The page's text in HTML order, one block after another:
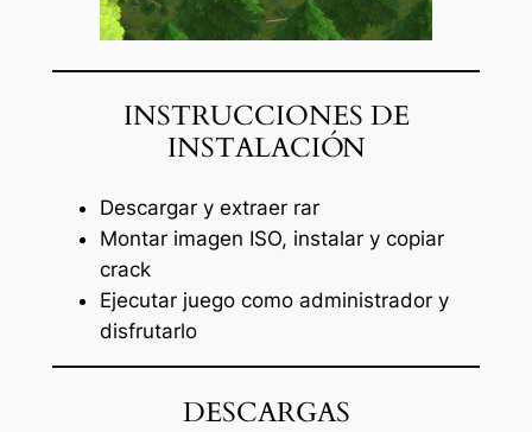
INSTRUCCIONES DE
INSTALACIÓN
Descargar y extraer rar
Montar imagen ISO, instalar y copiar
crack
Ejecutar juego como administrador y
disfrutarlo
DESCARGAS